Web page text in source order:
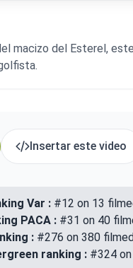
macizo del Esterel,
Insertar este video
Var :#12 on 13
PACA : #31 on 40
: #276 on 380
ranking : #324